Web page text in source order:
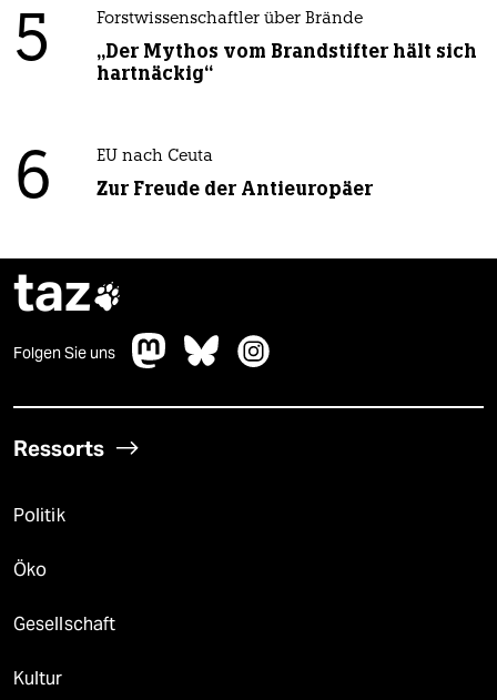
5 Forstwissenschaftler über Brände
„Der Mythos vom Brandstifter hält sich
hartnäckig“
6 EU nach Ceuta
Zur Freude der Antieuropäer
taz
Folgen Sie uns
Ressorts
Politik
Öko
Gesellschaft
Kultur